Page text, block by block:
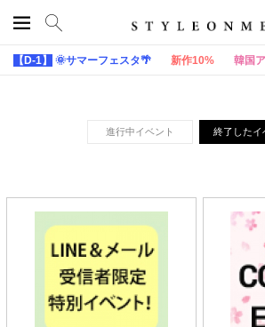
【D-1】 🌞サマーフェスタ🌴 新作10% 韓国
進行中イベント 終了したイ